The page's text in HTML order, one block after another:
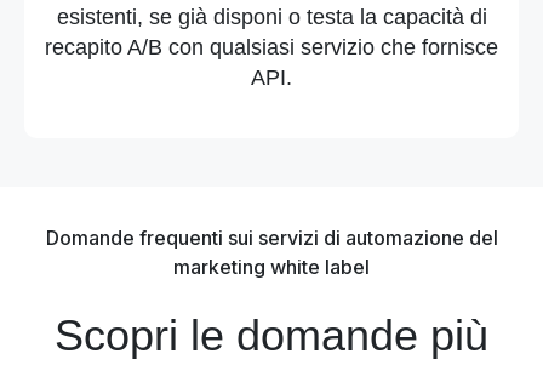
esistenti, se già disponi o testa la capacità di
recapito A/B con qualsiasi servizio che fornisce
API.
Domande frequenti sui servizi di automazione del
marketing white label
Scopri le domande più